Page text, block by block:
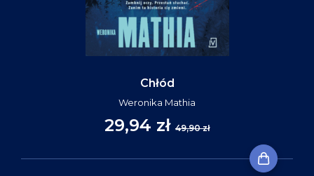
Chłód
Weronika Mathia
29,94 zł 49,90 zł